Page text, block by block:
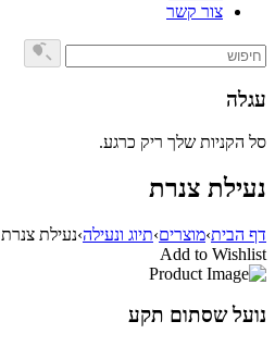
צור קשר
עגלה
סל הקניות שלך ריק כרגע.
נעילת צנרת
דף הבית›מוצרים›תיוג ונעילה›נעילת צנרת
Add to Wishlist
נועל שסתום תקע